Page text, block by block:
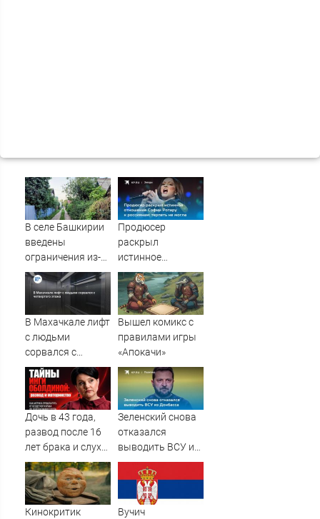
В селе Башкирии
введены
ограничения из-
за бешенства
животных
Продюсер
раскрыл
истинное
отношение Софии
Ротару к
россиянам:
терпеть не могла
В Махачкале лифт
с людьми
сорвался с
четвертого этажа
Вышел комикс с
правилами игры
«Апокачи»
Дочь в 43 года,
развод после 16
лет брака и слухи
о чужой семье:
крутые повороты
в судьбе Инги
Оболдиной ✿✔️
Зеленский снова
отказался
выводить ВСУ из
Донбасса
Кинокритик
Вучич